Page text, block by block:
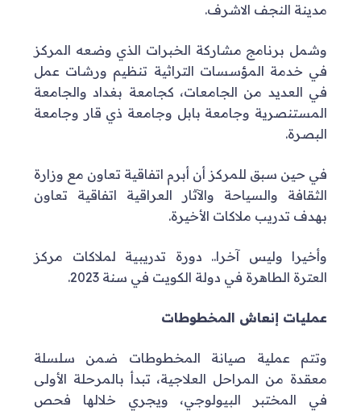
مدينة النجف الاشرف.
وشمل برنامج مشاركة الخبرات الذي وضعه المركز
في خدمة المؤسسات التراثية تنظيم ورشات عمل
في العديد من الجامعات، كجامعة بغداد والجامعة
المستنصرية وجامعة بابل وجامعة ذي قار وجامعة
البصرة.
في حين سبق للمركز أن أبرم اتفاقية تعاون مع وزارة
الثقافة والسياحة والآثار العراقية اتفاقية تعاون
بهدف تدريب ملاكات الأخيرة.
وأخيرا وليس آخرا.. دورة تدريبية لملاكات مركز
العترة الطاهرة في دولة الكويت في سنة 2023.
عمليات إنعاش المخطوطات
وتتم عملية صيانة المخطوطات ضمن سلسلة
معقدة من المراحل العلاجية، تبدأ بالمرحلة الأولى
في المختبر البيولوجي، ويجري خلالها فحص